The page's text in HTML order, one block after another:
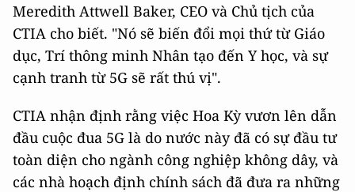
Meredith Attwell Baker, CEO và Chủ tịch của
CTIA cho biết. "Nó sẽ biến đổi mọi thứ từ Giáo
dục, Trí thông minh Nhân tạo đến Y học, và sự
cạnh tranh từ 5G sẽ rất thú vị".
CTIA nhận định rằng việc Hoa Kỳ vươn lên dẫn
đầu cuộc đua 5G là do nước này đã có sự đầu tư
toàn diện cho ngành công nghiệp không dây, và
các nhà hoạch định chính sách đã đưa ra những